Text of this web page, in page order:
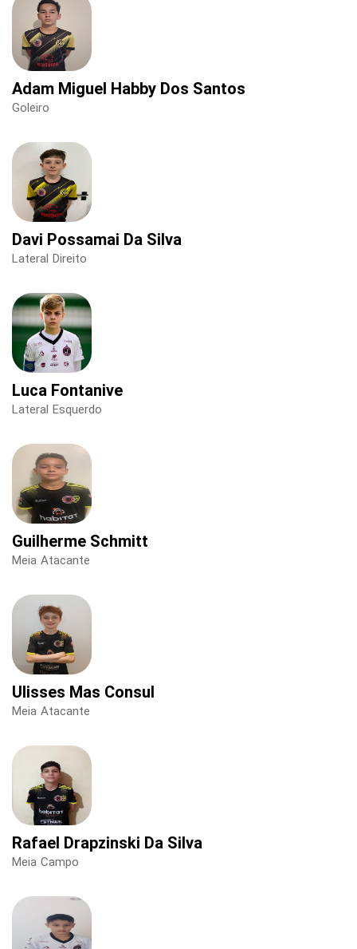
Adam Miguel Habby Dos Santos
Goleiro
Davi Possamai Da Silva
Lateral Direito
Luca Fontanive
Lateral Esquerdo
Guilherme Schmitt
Meia Atacante
Ulisses Mas Consul
Meia Atacante
Rafael Drapzinski Da Silva
Meia Campo